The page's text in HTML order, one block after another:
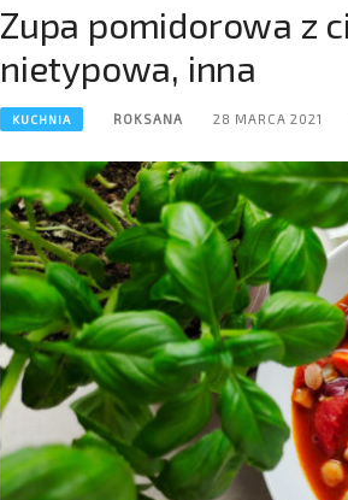
Zupa pomidorowa z
nietypowa, inna
KUCHNIA ROKSANA 28 MARCA 2021